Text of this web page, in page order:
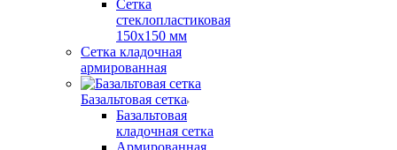
Сетка
стеклопластиковая
150x150 мм
Сетка кладочная
армированная
Базальтовая сетка
Базальтовая
кладочная сетка
Армированная